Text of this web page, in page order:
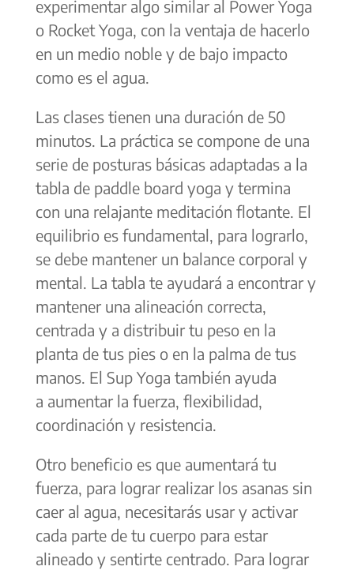
experimentar algo similar al Power Yoga
o Rocket Yoga, con la ventaja de hacerlo
en un medio noble y de bajo impacto
como es el agua.
Las clases tienen una duración de 50
minutos. La práctica se compone de una
serie de posturas básicas adaptadas a la
tabla de paddle board yoga y termina
con una relajante meditación flotante. El
equilibrio es fundamental, para lograrlo,
se debe mantener un balance corporal y
mental. La tabla te ayudará a encontrar y
mantener una alineación correcta,
centrada y a distribuir tu peso en la
planta de tus pies o en la palma de tus
manos. El Sup Yoga también ayuda
a aumentar la fuerza, flexibilidad,
coordinación y resistencia.
Otro beneficio es que aumentará tu
fuerza, para lograr realizar los asanas sin
caer al agua, necesitarás usar y activar
cada parte de tu cuerpo para estar
alineado y sentirte centrado. Para lograr